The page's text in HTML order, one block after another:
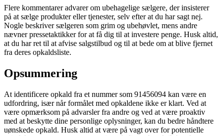
Flere kommentarer advarer om ubehagelige sælgere, der insisterer
på at sælge produkter eller tjenester, selv efter at du har sagt nej.
Nogle beskriver sælgeren som grim og ubehøvlet, mens andre
nævner pressetaktikker for at få dig til at investere penge. Husk altid,
at du har ret til at afvise salgstilbud og til at bede om at blive fjernet
fra deres opkaldsliste.
Opsummering
At identificere opkald fra et nummer som 91456094 kan være en
udfordring, især når formålet med opkaldene ikke er klart. Ved at
være opmærksom på advarsler fra andre og ved at være proaktiv
med at beskytte dine personlige oplysninger, kan du bedre håndtere
uønskede opkald. Husk altid at være på vagt over for potentielle